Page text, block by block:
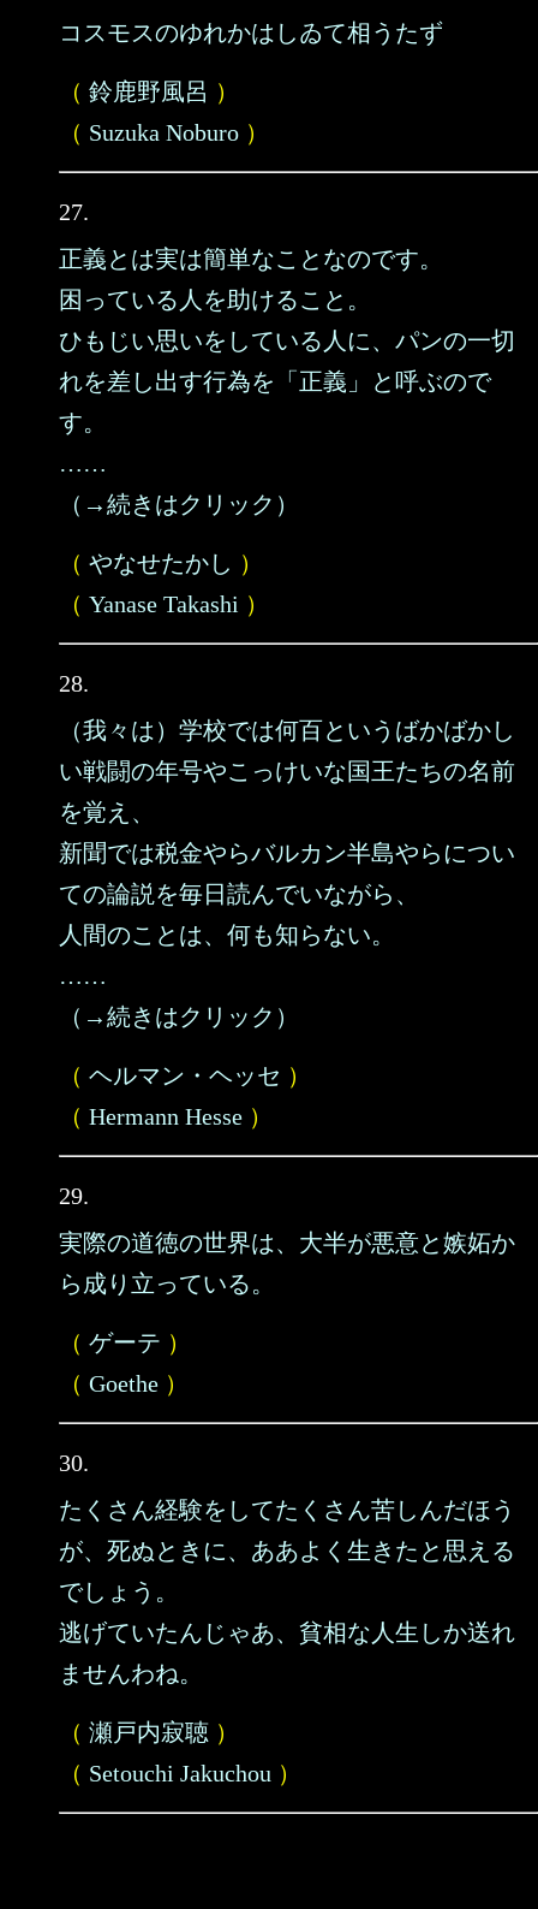
コスモスのゆれかはしゐて相うたず
（ 鈴鹿野風呂 ）
（ Suzuka Noburo ）
27.
正義とは実は簡単なことなのです。
困っている人を助けること。
ひもじい思いをしている人に、パンの一切
れを差し出す行為を「正義」と呼ぶので
す。
……
（→続きはクリック）
（ やなせたかし ）
（ Yanase Takashi ）
28.
（我々は）学校では何百というばかばかし
い戦闘の年号やこっけいな国王たちの名前
を覚え、
新聞では税金やらバルカン半島やらについ
ての論説を毎日読んでいながら、
人間のことは、何も知らない。
……
（→続きはクリック）
（ ヘルマン・ヘッセ ）
（ Hermann Hesse ）
29.
実際の道徳の世界は、大半が悪意と嫉妬か
ら成り立っている。
（ ゲーテ ）
（ Goethe ）
30.
たくさん経験をしてたくさん苦しんだほう
が、死ぬときに、ああよく生きたと思える
でしょう。
逃げていたんじゃあ、貧相な人生しか送れ
ませんわね。
（ 瀬戸内寂聴 ）
（ Setouchi Jakuchou ）